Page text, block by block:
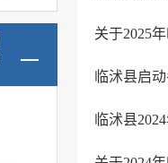
关于2025
临沭县启
临沭县